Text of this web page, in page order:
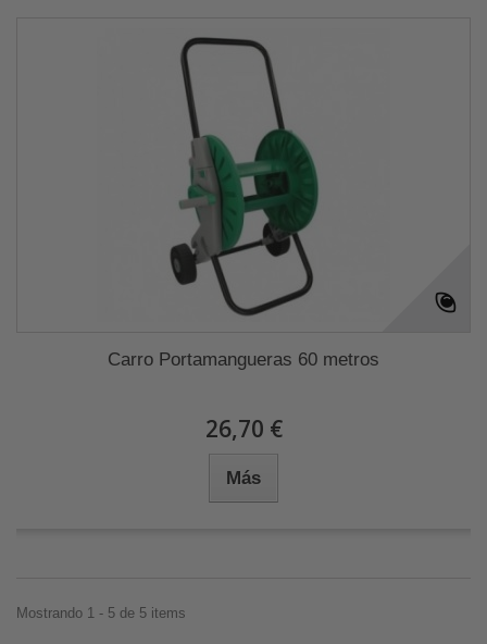
Carro Portamangueras 60 metros
26,70 €
Más
Mostrando 1 - 5 de 5 items